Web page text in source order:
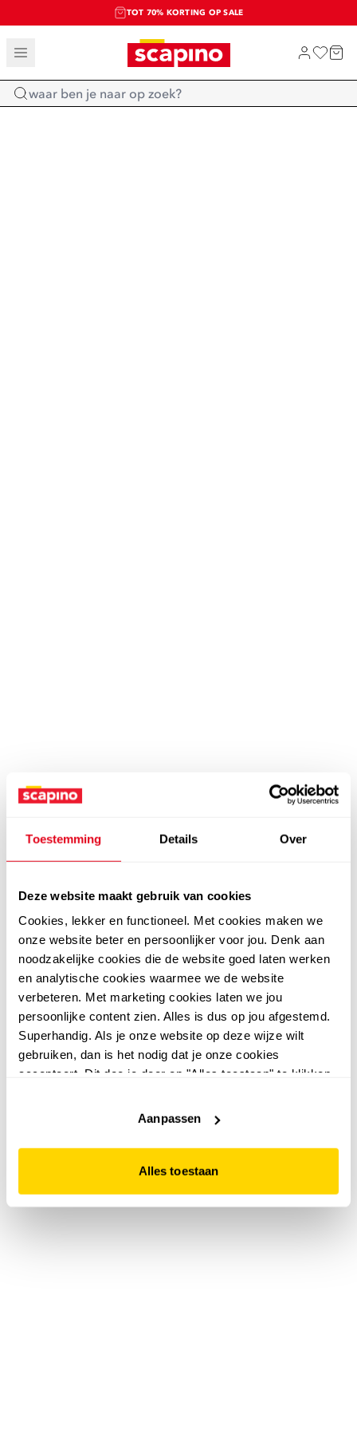
Toestemming Details Over
Deze website maakt gebruik van cookies
Cookies, lekker en functioneel. Met cookies maken we
onze website beter en persoonlijker voor jou. Denk aan
noodzakelijke cookies die de website goed laten werken
en analytische cookies waarmee we de website
verbeteren. Met marketing cookies laten we jou
persoonlijke content zien. Alles is dus op jou afgestemd.
Superhandig. Als je onze website op deze wijze wilt
gebruiken, dan is het nodig dat je onze cookies
accepteert. Dit doe je door op "Alles toestaan" te klikken.
website niet optimaal functioneert.
Aanpassen
Alles toestaan
TOT 70% KORTING OP SALE
SALE: LAATSTE KANS!
SHOP NIEUW
Home